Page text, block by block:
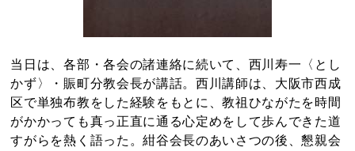
当日は、各部・各会の諸連絡に続いて、西川寿一〈とし
かず〉・賑町分教会長が講話。西川講師は、大阪市西成
区で単独布教をした経験をもとに、教祖ひながたを時間
がかかっても真っ正直に通る心定めをして歩んできた道
すがらを熱く語った。紺谷会長のあいさつの後、懇親会